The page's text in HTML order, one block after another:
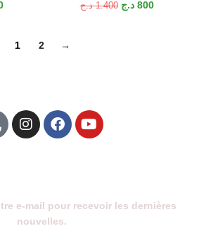
1.400 د.ج 800 د.ج
1 2 →
e-mail pour recevoir les dernières
nouvelles.